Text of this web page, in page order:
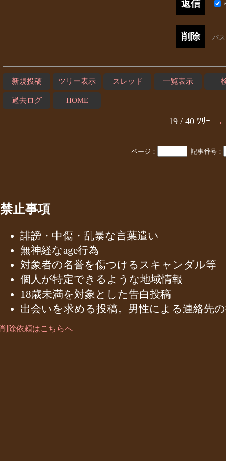
パ
新規投稿 ツリー表示 スレッド 一覧表示
過去ログ HOME
19 / 40 ﾂﾘｰ
ページ： 記事番号：
禁止事項
誹謗・中傷・乱暴な言葉遣い
無神経なage行為
対象者の名誉を傷つけるスキャンダル等
個人が特定できるような地域情報
18歳未満を対象とした告白投稿
出会いを求める投稿。男性による連絡先
削除依頼はこちらへ